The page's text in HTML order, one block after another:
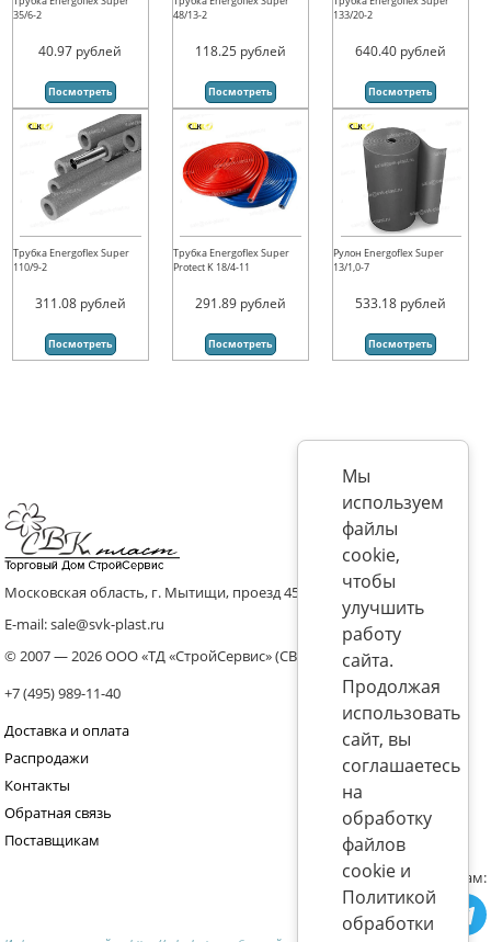
35/6-2
40.97 рублей
Посмотреть
48/13-2
118.25 рублей
Посмотреть
133/20-2
640.40 рублей
Посмотреть
Трубка Energoflex Super
110/9-2
311.08 рублей
Посмотреть
Трубка Energoflex Super
Protect K 18/4-11
291.89 рублей
Посмотреть
Рулон Energoflex Super
13/1,0-7
533.18 рублей
Посмотреть
Московская область, г. Мытищи, проезд 4536 владение 8, стр.10
E-mail: sale@svk-plast.ru
© 2007 — 2026 ООО «ТД «СтройСервис» (СВК)
+7 (495) 989-11-40
Доставка и оплата
Распродажи
Контакты
Обратная связь
Поставщикам
Присоединяйтесь к нам:
Мы
используем
файлы
cookie,
чтобы
улучшить
работу
сайта.
Продолжая
использовать
сайт, вы
соглашаетесь
на
обработку
файлов
cookie и
Политикой
обработки